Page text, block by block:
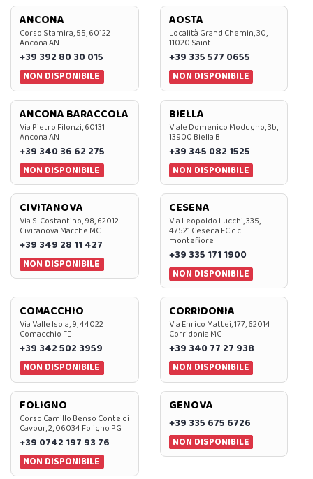
ANCONA
Corso Stamira, 55, 60122
Ancona AN
+39 392 80 30 015
NON DISPONIBILE
AOSTA
Località Grand Chemin, 30,
11020 Saint
+39 335 577 0655
NON DISPONIBILE
ANCONA BARACCOLA
Via Pietro Filonzi, 60131
Ancona AN
+39 340 36 62 275
NON DISPONIBILE
BIELLA
Viale Domenico Modugno, 3b,
13900 Biella BI
+39 345 082 1525
NON DISPONIBILE
CIVITANOVA
Via S. Costantino, 98, 62012
Civitanova Marche MC
+39 349 28 11 427
NON DISPONIBILE
CESENA
Via Leopoldo Lucchi, 335,
47521 Cesena FC c.c.
montefiore
+39 335 171 1900
NON DISPONIBILE
COMACCHIO
Via Valle Isola, 9, 44022
Comacchio FE
+39 342 502 3959
NON DISPONIBILE
CORRIDONIA
Via Enrico Mattei, 177, 62014
Corridonia MC
+39 340 77 27 938
NON DISPONIBILE
FOLIGNO
Corso Camillo Benso Conte di
Cavour, 2, 06034 Foligno PG
+39 0742 197 93 76
NON DISPONIBILE
GENOVA
+39 335 675 6726
NON DISPONIBILE